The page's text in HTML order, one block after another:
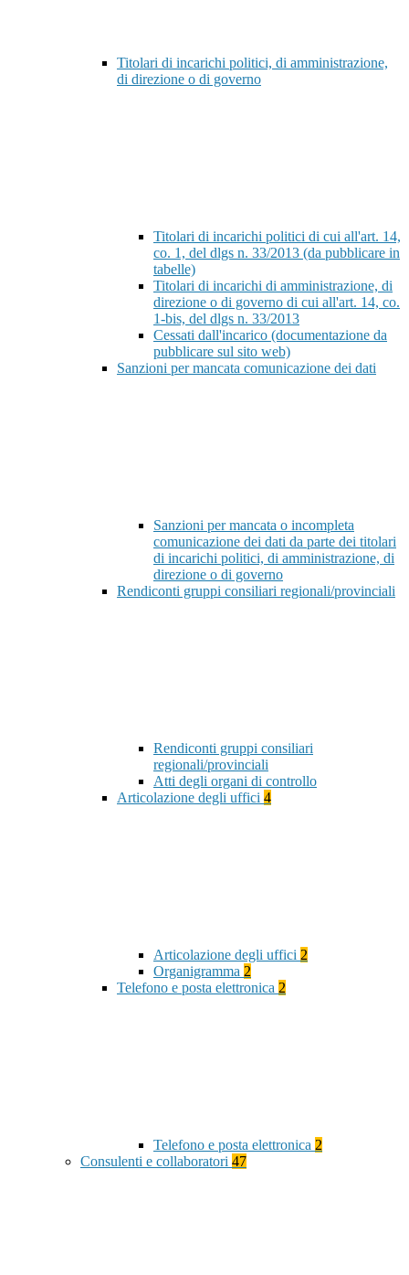
Titolari di incarichi politici, di amministrazione,
di direzione o di governo
Titolari di incarichi politici di cui all'art. 14,
co. 1, del dlgs n. 33/2013 (da pubblicare in
tabelle)
Titolari di incarichi di amministrazione, di
direzione o di governo di cui all'art. 14, co.
1-bis, del dlgs n. 33/2013
Cessati dall'incarico (documentazione da
pubblicare sul sito web)
Sanzioni per mancata comunicazione dei dati
Sanzioni per mancata o incompleta
comunicazione dei dati da parte dei titolari
di incarichi politici, di amministrazione, di
direzione o di governo
Rendiconti gruppi consiliari regionali/provinciali
Rendiconti gruppi consiliari
regionali/provinciali
Atti degli organi di controllo
Articolazione degli uffici 4
Articolazione degli uffici 2
Organigramma 2
Telefono e posta elettronica 2
Telefono e posta elettronica 2
Consulenti e collaboratori 47